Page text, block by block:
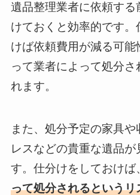
遺品整理業者に依頼す
けておくと効率的です
けば依頼費用が減る可
って業者によって処分
れます。
また、処分予定の家具
レスなどの貴重な遺品
す。仕分けをしておけば
って処分されるという